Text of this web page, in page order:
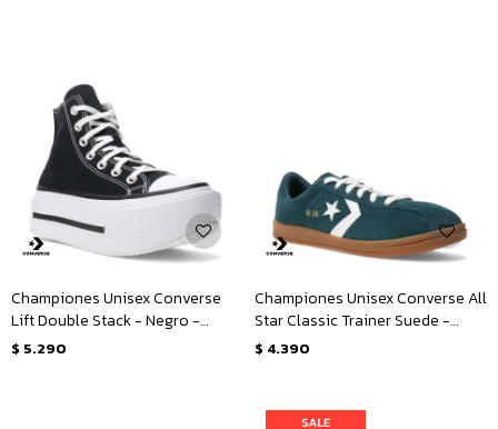
Championes Unisex Converse
Lift Double Stack - Negro -
Blanco
$ 5.290
Championes Unisex Converse All
Star Classic Trainer Suede -
Verde
$ 4.390